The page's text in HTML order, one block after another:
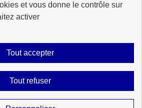
et vous donne le contrôle sur
activer
Tout accepter
Tout refuser
: partiellement conforme Mentions légales
Gestion des cookies